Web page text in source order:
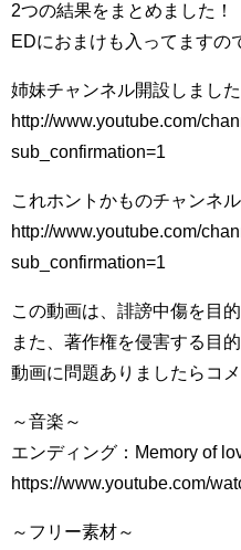
2つの結果をまとめました！
EDにおまけも入ってますの
姉妹チャンネル開設しまし
http://www.youtube.com/
sub_confirmation=1
これホントかものチャンネ
http://www.youtube.com/
sub_confirmation=1
この動画は、誹謗中傷を目
また、著作権を侵害する目
動画に問題ありましたらコ
～音楽～
エンディング：Memory of
https://www.youtube.com/
～フリー素材～